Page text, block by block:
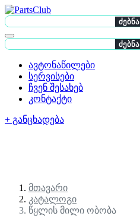
ძებნა
ძებნა
ავტონაწილები
სერვისები
ჩვენ შესახებ
კონტაქტი
+ განცხადება
მთავარი
კატალოგი
წყლის მილი ობობა